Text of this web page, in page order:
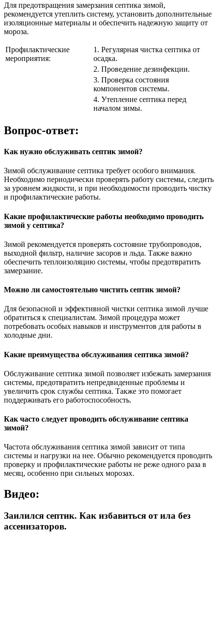
Для предотвращения замерзания септика зимой,
рекомендуется утеплить систему, установить дополнительные
изоляционные материалы и обеспечить надежную защиту от
мороза.
Профилактические
мероприятия:
1. Регулярная чистка септика от
осадка.
2. Проведение дезинфекции.
3. Проверка состояния
компонентов системы.
4. Утепление септика перед
началом зимы.
Вопрос-ответ:
Как нужно обслуживать септик зимой?
Зимой обслуживание септика требует особого внимания.
Необходимо периодически проверять работу системы, следить
за уровнем жидкости, и при необходимости проводить чистку
и профилактические работы.
Какие профилактические работы необходимо проводить
зимой у септика?
Зимой рекомендуется проверять состояние трубопроводов,
выходной фильтр, наличие засоров и льда. Также важно
обеспечить теплоизоляцию системы, чтобы предотвратить
замерзание.
Можно ли самостоятельно чистить септик зимой?
Для безопасной и эффективной чистки септика зимой лучше
обратиться к специалистам. Зимой процедура может
потребовать особых навыков и инструментов для работы в
холодные дни.
Какие преимущества обслуживания септика зимой?
Обслуживание септика зимой позволяет избежать замерзания
системы, предотвратить непредвиденные проблемы и
увеличить срок службы септика. Также это помогает
поддерживать его работоспособность.
Как часто следует проводить обслуживание септика
зимой?
Частота обслуживания септика зимой зависит от типа
системы и нагрузки на нее. Обычно рекомендуется проводить
проверку и профилактические работы не реже одного раза в
месяц, особенно при сильных морозах.
Видео:
Заилился септик. Как избавиться от ила без
ассенизаторов.